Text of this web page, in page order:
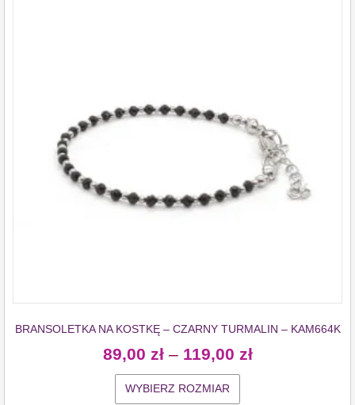
BRANSOLETKA NA KOSTKĘ – CZARNY TURMALIN – KAM664K
89,00 zł – 119,00 zł
WYBIERZ ROZMIAR